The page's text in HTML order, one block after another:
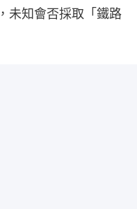
未知會否採取「鐵路